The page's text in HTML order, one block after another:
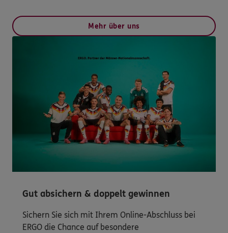
Mehr über uns
Gut absichern & doppelt gewinnen
Sichern Sie sich mit Ihrem Online-Abschluss bei
ERGO die Chance auf besondere